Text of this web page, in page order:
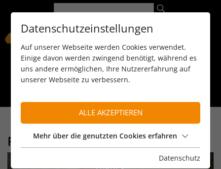
089 / 8 11 90 15
FAMILIENSAFARI
Datenschutzeinstellungen
Auf unserer Webseite werden Cookies verwendet.
Einige davon werden zwingend benötigt, während es
uns andere ermöglichen, Ihre Nutzererfahrung auf
unserer Webseite zu verbessern.
ALLE AKZEPTIEREN
Mehr über die genutzten Cookies erfahren
Datenschutz